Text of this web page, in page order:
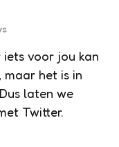
voor jou kan
maar het is in
laten we
Twitter.